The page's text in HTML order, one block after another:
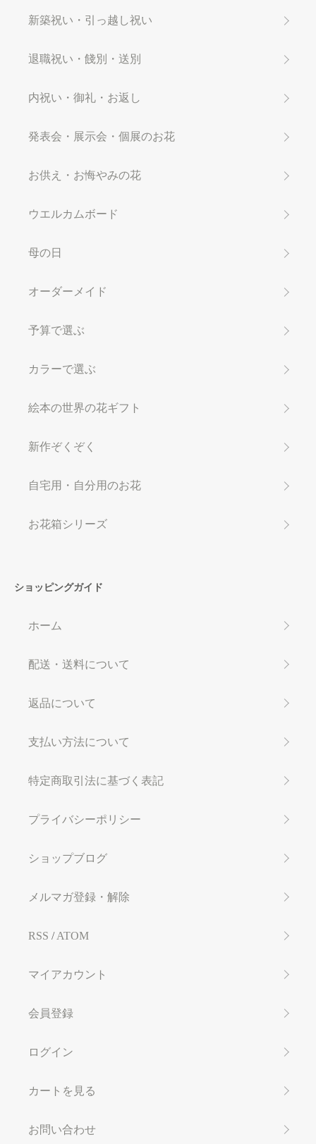
新築祝い・引っ越し祝い
退職祝い・餞別・送別
内祝い・御礼・お返し
発表会・展示会・個展のお花
お供え・お悔やみの花
ウエルカムボード
母の日
オーダーメイド
予算で選ぶ
カラーで選ぶ
絵本の世界の花ギフト
新作ぞくぞく
自宅用・自分用のお花
お花箱シリーズ
ショッピングガイド
ホーム
配送・送料について
返品について
支払い方法について
特定商取引法に基づく表記
プライバシーポリシー
ショップブログ
メルマガ登録・解除
RSS /ATOM
マイアカウント
会員登録
ログイン
カートを見る
お問い合わせ